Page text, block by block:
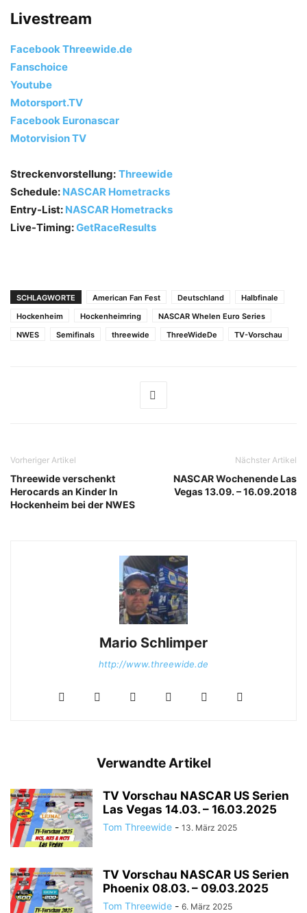
Livestream
Facebook Threewide.de
Fanschoice
Youtube
Motorsport.TV
Facebook Euronascar
Motorvision TV
Streckenvorstellung: Threewide
Schedule: NASCAR Hometracks
Entry-List: NASCAR Hometracks
Live-Timing:GetRaceResults
SCHLAGWORTE American Fan Fest Deutschland
Halbfinale
Hockenheim
Hockenheimring
NASCAR Whelen Euro Series
NWES
Semifinals threewide ThreeWideDe TV-Vorschau
Vorheriger Artikel
Threewide verschenkt
Herocards an Kinder In
Hockenheim bei der NWES
Nächster Artikel
NASCAR Wochenende Las
Vegas 13.09. – 16.09.2018
Mario Schlimper
http://www.threewide.de
Verwandte Artikel
TV Vorschau NASCAR US Serien
Las Vegas 14.03. – 16.03.2025
Tom Threewide - 13. März 2025
TV Vorschau NASCAR US Serien
Phoenix 08.03. – 09.03.2025
Tom Threewide - 6. März 2025